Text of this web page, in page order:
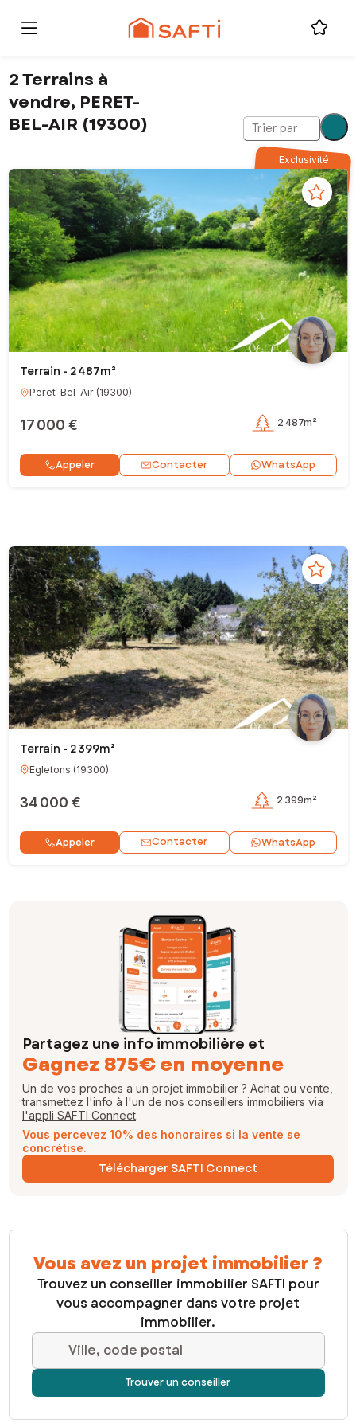
2 Terrains à
vendre, PERET-
BEL-AIR (19300)
Trier par
Exclusivité
Terrain - 2 487m²
Peret-Bel-Air(19300)
17 000 € 2 487m²
Appeler Contacter WhatsApp
Terrain - 2 399m²
Egletons (19300)
34 000 € 2 399m²
Appeler Contacter WhatsApp
Partagez une info immobilière et
Gagnez 875€ en moyenne
Un de vos proches a un projet immobilier ? Achat ou vente,
transmettez l'info à l'un de nos conseillers immobiliers via
l'appli SAFTI Connect.
Vous percevez 10% des honoraires si la vente se
concrétise.
Télécharger SAFTI Connect
Vous avez un projet immobilier ?
Trouvez un conseiller immobilier SAFTI pour
vous accompagner dans votre projet
immobilier.
Ville, code postal
Trouver un conseiller